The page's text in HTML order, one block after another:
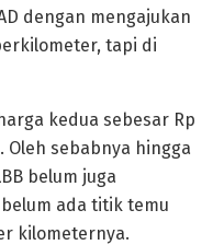
dengan mengajukan
tapi di
kedua sebesar Rp
Oleh sebabnya hingga
belum juga
ada titik temu
kilometernya.